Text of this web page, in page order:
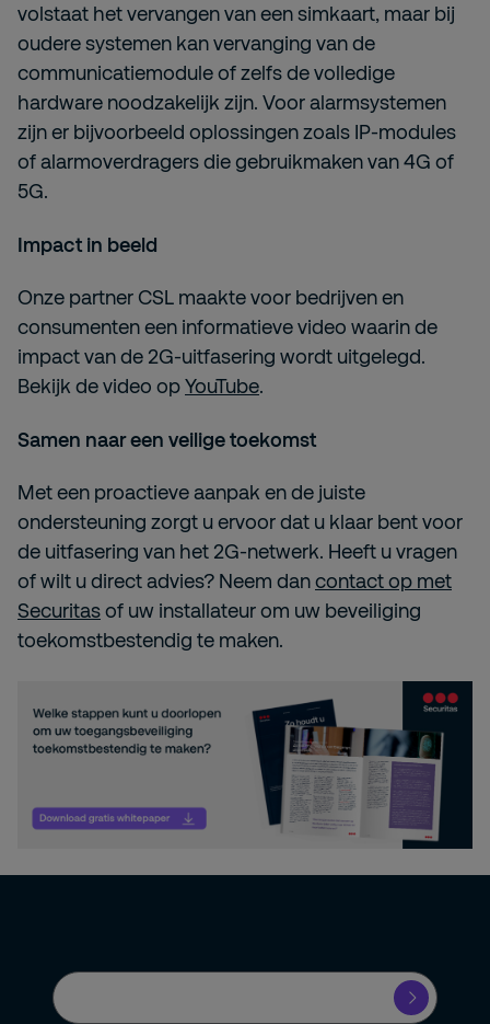
volstaat het vervangen van een simkaart, maar bij
oudere systemen kan vervanging van de
communicatiemodule of zelfs de volledige
hardware noodzakelijk zijn. Voor alarmsystemen
zijn er bijvoorbeeld oplossingen zoals IP-modules
of alarmoverdragers die gebruikmaken van 4G of
5G.
Impact in beeld
Onze partner CSL maakte voor bedrijven en
consumenten een informatieve video waarin de
impact van de 2G-uitfasering wordt uitgelegd.
Bekijk de video opYouTube.
Samen naar een veilige toekomst
Met een proactieve aanpak en de juiste
ondersteuning zorgt u ervoor dat u klaar bent voor
de uitfasering van het 2G-netwerk. Heeft u vragen
of wilt u direct advies? Neem dancontact op met
Securitasof uw installateur om uw beveiliging
toekomstbestendig te maken.